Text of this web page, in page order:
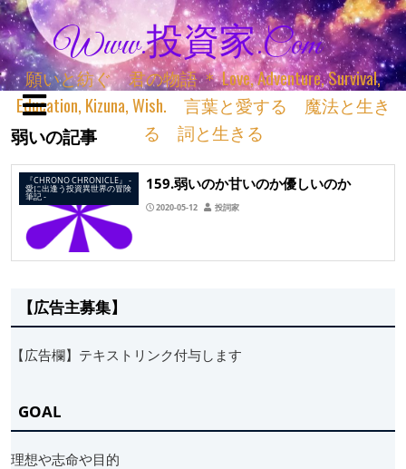
Www.投資家.com
願いと紡ぐ 君の物語 ＊ Love, Adventure, Survival,
Education, Kizuna, Wish. 言葉と愛する 魔法と生き
る 詞と生きる
弱いの記事
『CHRONO CHRONICLE』 ‐
愛に出逢う投資異世界の冒険
筆記 ‐
159.弱いのか甘いのか優しいのか
2020-05-12 投詞家
【広告主募集】
【広告欄】テキストリンク付与します
GOAL
理想や志命や目的